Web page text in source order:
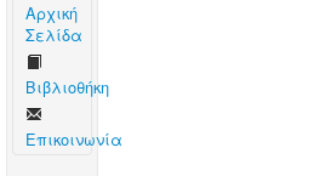
Aρχική
Σελίδα
Βιβλιοθήκη
Επικοινωνία